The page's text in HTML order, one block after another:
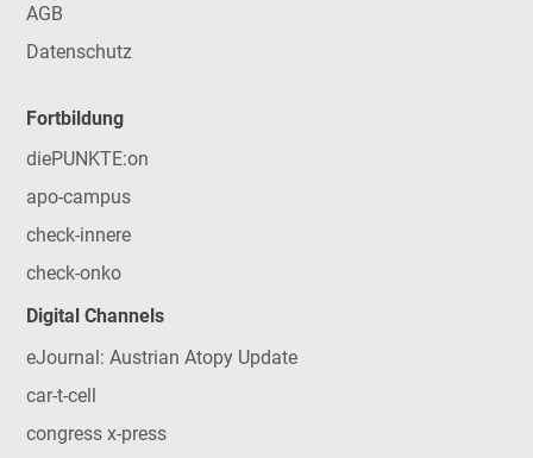
AGB
Datenschutz
Fortbildung
diePUNKTE:on
apo-campus
check-innere
check-onko
Digital Channels
eJournal: Austrian Atopy Update
car-t-cell
congress x-press